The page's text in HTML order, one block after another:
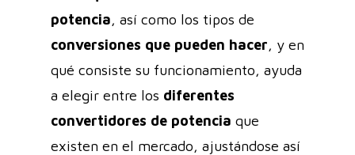
potencia, así como los tipos de
conversiones que pueden hacer, y en
qué consiste su funcionamiento, ayuda
a elegir entre los diferentes
convertidores de potencia que
existen en el mercado, ajustándose así